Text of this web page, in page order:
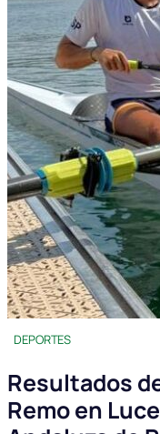
DEPORTES
Resultados
Remo en